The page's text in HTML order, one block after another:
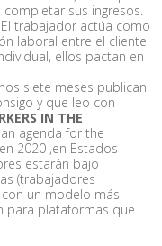
sus ingresos.
trabajador actúa como
laboral entre el cliente
ellos pactan en
siete meses publican
y que leo con
IN THE
agenda for the
2020 ,en Estados
estarán bajo
(trabajadores
un modelo más
para plataformas que